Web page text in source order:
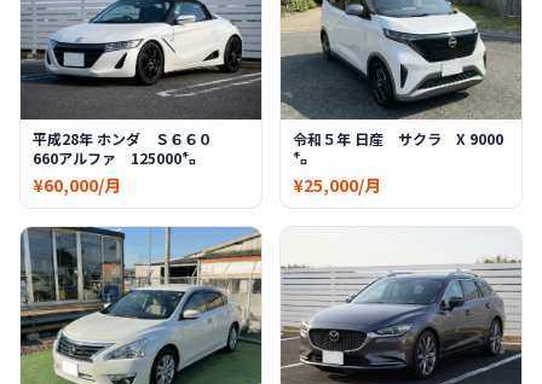
平成28年 ホンダ Ｓ６６０
660アルファ 125000㌔
¥60,000/月
令和５年 日産 サクラ X 9000
㌔
¥25,000/月